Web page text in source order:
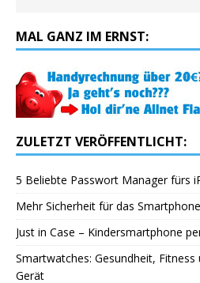
MAL GANZ IM ERNST:
ZULETZT VERÖFFENTLICHT:
5 Beliebte Passwort Manager fürs
Mehr Sicherheit für das
Just in Case – Kindersmartphone
Smartwatches: Gesundheit,
Gerät